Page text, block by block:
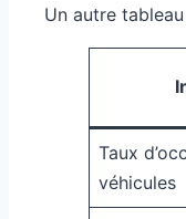
Un autre
Taux
véhicules